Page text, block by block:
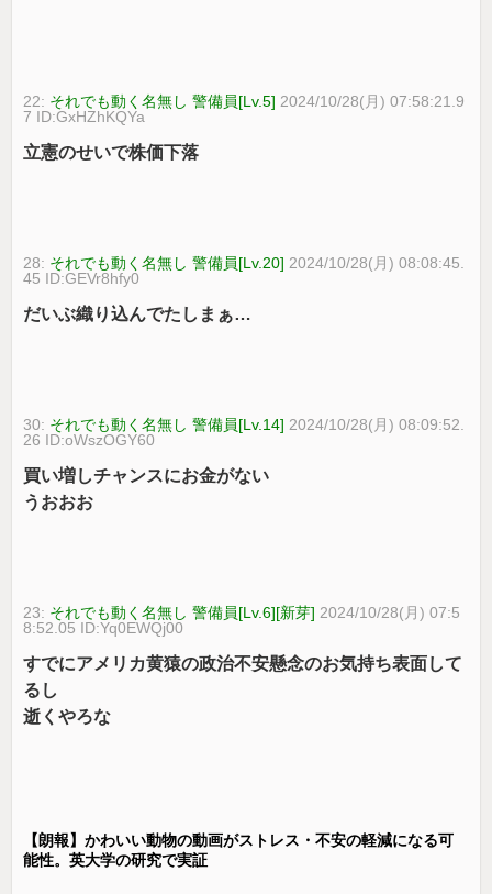
22: それでも動く名無し 警備員[Lv.5] 2024/10/28(月) 07:58:21.9
7 ID:GxHZhKQYa
立憲のせいで株価下落
28: それでも動く名無し 警備員[Lv.20] 2024/10/28(月) 08:08:45.
45 ID:GEVr8hfy0
だいぶ織り込んでたしまぁ…
30: それでも動く名無し 警備員[Lv.14] 2024/10/28(月) 08:09:52.
26 ID:oWszOGY60
買い増しチャンスにお金がない
うおおお
23: それでも動く名無し 警備員[Lv.6][新芽] 2024/10/28(月) 07:5
8:52.05 ID:Yq0EWQj00
すでにアメリカ黄猿の政治不安懸念のお気持ち表面して
るし
逝くやろな
【朗報】かわいい動物の動画がストレス・不安の軽減になる可
能性。英大学の研究で実証